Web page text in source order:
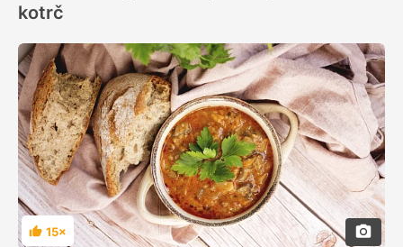
kotrč
Hodnocení
15×